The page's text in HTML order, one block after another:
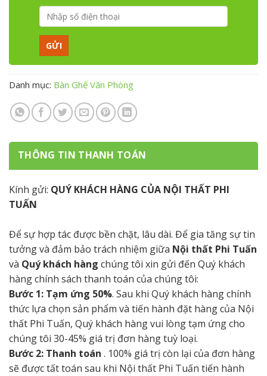
Danh mục: Bàn Ghế Văn Phòng
THÔNG TIN THANH TOÁN
Kính gửi: QUÝ KHÁCH HÀNG CỦA NỘI THẤT PHI
TUẤN
Để sự hợp tác được bền chặt, lâu dài. Để gia tăng sự tin
tưởng và đảm bảo trách nhiệm giữa Nội thất Phi Tuấn
và Quý khách hàng chúng tôi xin gửi đến Quý khách
hàng chính sách thanh toán của chúng tôi:
Bước 1: Tạm ứng 50%. Sau khi Quý khách hàng chính
thức lựa chọn sản phẩm và tiến hành đặt hàng của Nội
thất Phi Tuấn, Quý khách hàng vui lòng tạm ứng cho
chúng tôi 30-45% giá trị đơn hàng tuỳ loại.
Bước 2: Thanh toán . 100% giá trị còn lại của đơn hàng
sẽ được tất toán sau khi Nội thất Phi Tuấn tiến hành